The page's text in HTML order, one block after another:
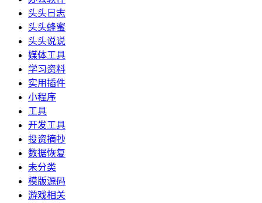
头头日志
头头蜂蜜
头头说说
媒体工具
学习资料
实用插件
小程序
工具
开发工具
投资摘抄
数据恢复
未分类
模版源码
游戏相关